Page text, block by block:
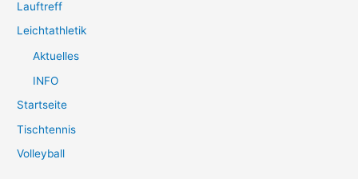
Lauftreff
Leichtathletik
Aktuelles
INFO
Startseite
Tischtennis
Volleyball